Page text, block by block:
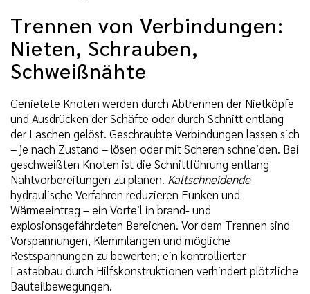
Trennen von Verbindungen:
Nieten, Schrauben,
Schweißnähte
Genietete Knoten werden durch Abtrennen der Nietköpfe
und Ausdrücken der Schäfte oder durch Schnitt entlang
der Laschen gelöst. Geschraubte Verbindungen lassen sich
– je nach Zustand – lösen oder mit Scheren schneiden. Bei
geschweißten Knoten ist die Schnittführung entlang
Nahtvorbereitungen zu planen. Kaltschneidende
hydraulische Verfahren reduzieren Funken und
Wärmeeintrag – ein Vorteil in brand- und
explosionsgefährdeten Bereichen. Vor dem Trennen sind
Vorspannungen, Klemmlängen und mögliche
Restspannungen zu bewerten; ein kontrollierter
Lastabbau durch Hilfskonstruktionen verhindert plötzliche
Bauteilbewegungen.